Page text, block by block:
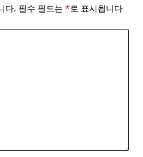
다. 필수 필드는 *로 표시됩니다